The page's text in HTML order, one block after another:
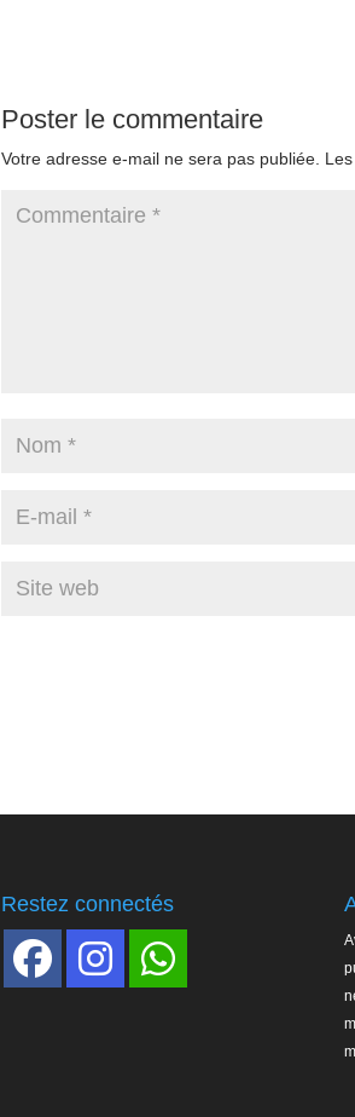
Poster le commentaire
Votre adresse e-mail ne sera pas publiée.
Restez connectés